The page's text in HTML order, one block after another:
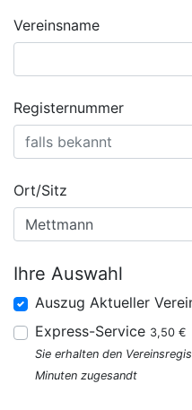
Vereinsname
Registernummer
Ort/Sitz
Ihre Auswahl
Auszug Aktueller
Express-Service 3,50 €
Sie erhalten den
Minuten zugesandt